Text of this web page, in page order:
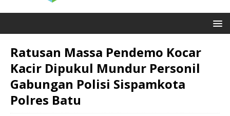
Ratusan Massa Pendemo Kocar
Kacir Dipukul Mundur Personil
Gabungan Polisi Sispamkota
Polres Batu